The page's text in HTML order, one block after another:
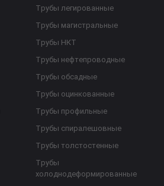
Трубы легированные
Трубы магистральные
Трубы НКТ
Трубы нефтепроводные
Трубы обсадные
Трубы оцинкованные
Трубы профильные
Трубы спиралешовные
Трубы толстостенные
Трубы
холоднодеформированные